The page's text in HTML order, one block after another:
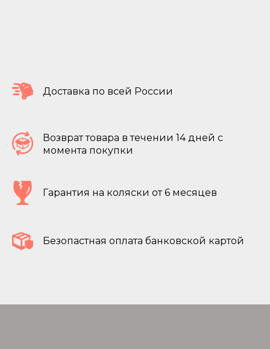
Доставка по всей России
Возврат товара в течении 14 дней с
момента покупки
Гарантия на коляски от 6 месяцев
Безопастная оплата банковской картой